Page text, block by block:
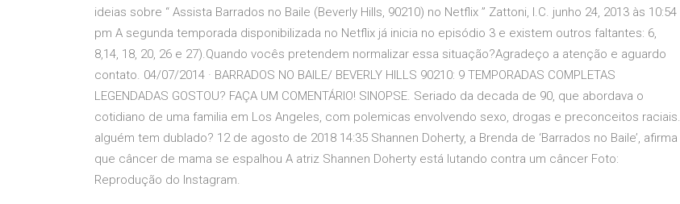
ideias sobre “ Assista Barrados no Baile (Beverly Hills, 90210) no Netflix ” Zattoni, I.C. junho 24, 2013 às 10:54
pm A segunda temporada disponibilizada no Netflix já inicia no episódio 3 e existem outros faltantes: 6,
8,14, 18, 20, 26 e 27).Quando vocês pretendem normalizar essa situação?Agradeço a atenção e aguardo
contato. 04/07/2014 · BARRADOS NO BAILE/ BEVERLY HILLS 90210: 9 TEMPORADAS COMPLETAS
LEGENDADAS GOSTOU? FAÇA UM COMENTÁRIO! SINOPSE. Seriado da decada de 90, que abordava o
cotidiano de uma familia em Los Angeles, com polemicas envolvendo sexo, drogas e preconceitos raciais.
alguém tem dublado? 12 de agosto de 2018 14:35 Shannen Doherty, a Brenda de ‘Barrados no Baile’, afirma
que câncer de mama se espalhou A atriz Shannen Doherty está lutando contra um câncer Foto:
Reprodução do Instagram.